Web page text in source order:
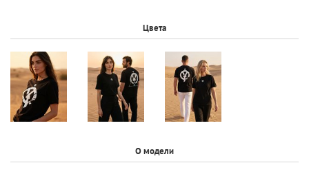
Цвета
О модели